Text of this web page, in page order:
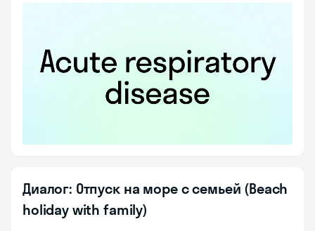
Диалог: Отпуск на море с семьей (Beach
holiday with family)